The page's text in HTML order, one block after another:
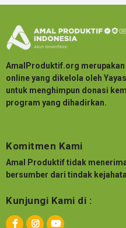
AmalProduktif.org
online yang dikelola oleh
untuk menghimpun donasi
program yang dihadirkan.
Komitmen Kami
Amal Produktif tidak
bersumber dari tindak
Kunjungi Kami di :